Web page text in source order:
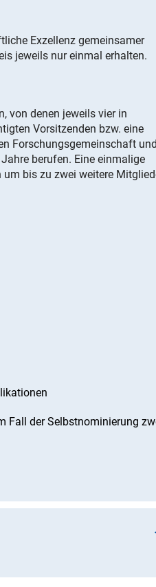
Exzellenz gemeinsamer
jeweils nur einmal erhalten.
von denen jeweils vier in
Vorsitzenden bzw. eine
Forschungsgemeinschaft
berufen. Eine einmalige
bis zu zwei weitere
Fall der Selbstnominierung